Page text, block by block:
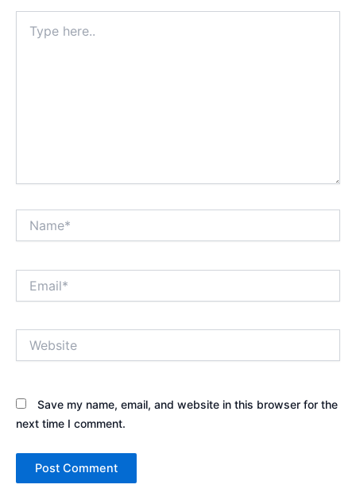
here..
Save my name, email, and website in this browser for the
next time I comment.